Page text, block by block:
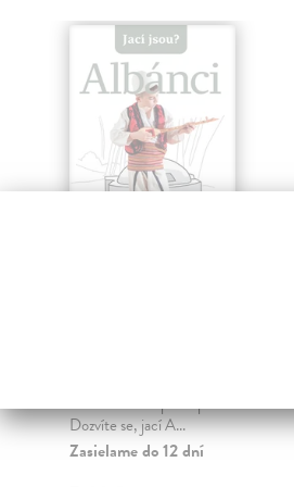
zábavná knížka právě pro vás!
Dozvíte se, jací A...
Zasielame do 12 dní